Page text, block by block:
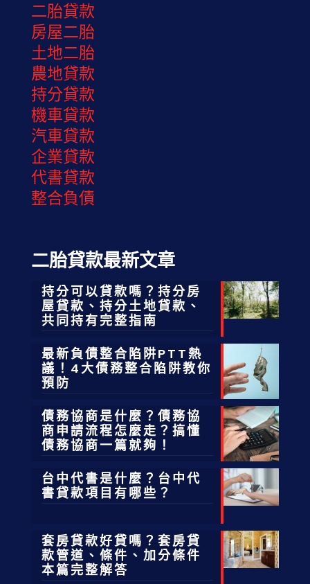
二胎貸款
房屋二胎
土地二胎
農地貸款
持分貸款
機車貸款
汽車貸款
企業貸款
代書貸款
整合負債
二胎貸款最新文章
持分可以貸款嗎？持分房
屋貸款、持分土地貸款、
共同持有完整指南
最新負債整合陷阱PTT熱
議！4大債務整合陷阱教你
預防
債務協商是什麼？債務協
商申請流程怎麼走？搞懂
債務協商一篇就夠！
台中代書是什麼？台中代
書貸款項目有哪些？
套房貸款好貸嗎？套房貸
款管道、條件、加分條件
本篇完整解答